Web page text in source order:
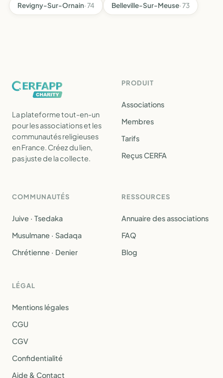
Revigny-Sur-Ornain· 74 Belleville-Sur-Meuse· 73
La plateforme tout-en-un
pour les associations et les
communautés religieuses
en France. Créez du lien,
pas juste de la collecte.
PRODUIT
Associations
Membres
Tarifs
Reçus CERFA
COMMUNAUTÉS
Juive · Tsedaka
Musulmane · Sadaqa
Chrétienne · Denier
RESSOURCES
Annuaire des associations
FAQ
Blog
LÉGAL
Mentions légales
CGU
CGV
Confidentialité
Aide & Contact